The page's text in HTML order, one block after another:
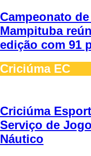
Campeonato
Mampituba
edição com 91
Criciúma EC
Criciúma
Serviço de
Náutico